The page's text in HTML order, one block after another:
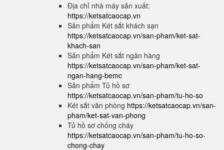
Địa chỉ nhà máy sản xuất:
https://ketsatcaocap.vn
Sản phẩm Két sắt khách sạn
https://ketsatcaocap.vn/san-pham/ket-sat-
khach-san
Sản phẩm Két sắt ngân hàng
https://ketsatcaocap.vn/san-pham/ket-sat-
ngan-hang-bemc
Sản phẩm Tủ hồ sơ
https://ketsatcaocap.vn/san-pham/tu-ho-so
Két sắt văn phòng https://ketsatcaocap.vn/san-
pham/ket-sat-van-phong
Tủ hồ sơ chống cháy
https://ketsatcaocap.vn/san-pham/tu-ho-so-
chong-chay